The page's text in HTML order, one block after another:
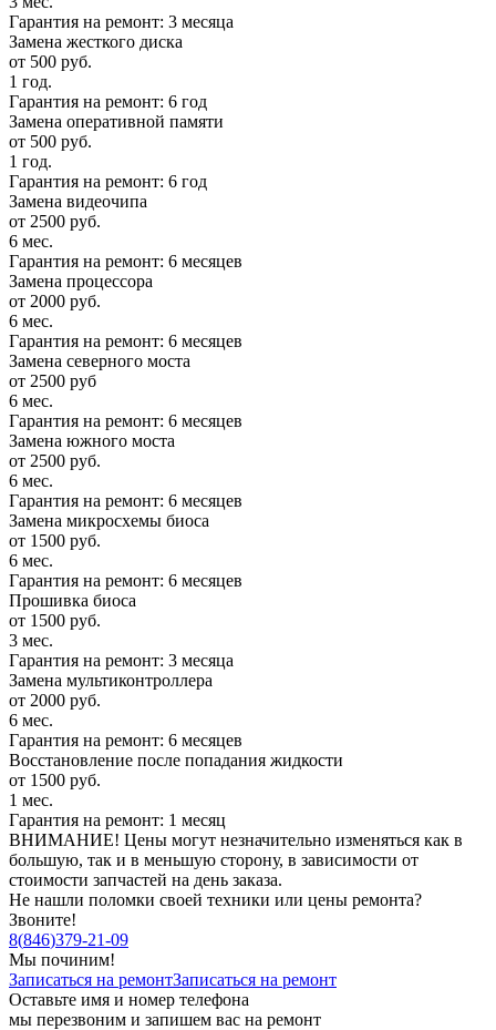
Гарантия на ремонт: 3 месяца
Замена жесткого диска
от 500 руб.
1 год.
Гарантия на ремонт: 6 год
Замена оперативной памяти
от 500 руб.
1 год.
Гарантия на ремонт: 6 год
Замена видеочипа
от 2500 руб.
6 мес.
Гарантия на ремонт: 6 месяцев
Замена процессора
от 2000 руб.
6 мес.
Гарантия на ремонт: 6 месяцев
Замена северного моста
от 2500 руб
6 мес.
Гарантия на ремонт: 6 месяцев
Замена южного моста
от 2500 руб.
6 мес.
Гарантия на ремонт: 6 месяцев
Замена микросхемы биоса
от 1500 руб.
6 мес.
Гарантия на ремонт: 6 месяцев
Прошивка биоса
от 1500 руб.
3 мес.
Гарантия на ремонт: 3 месяца
Замена мультиконтроллера
от 2000 руб.
6 мес.
Гарантия на ремонт: 6 месяцев
Восстановление после попадания жидкости
от 1500 руб.
1 мес.
Гарантия на ремонт: 1 месяц
ВНИМАНИЕ! Цены могут незначительно изменяться как в
большую, так и в меньшую сторону, в зависимости от
стоимости запчастей на день заказа.
Не нашли поломки своей техники или цены ремонта?
Звоните!
8(846)379-21-09
Мы починим!
Записаться на ремонтЗаписаться на ремонт
Оставьте имя и номер телефона
мы перезвоним и запишем вас на ремонт